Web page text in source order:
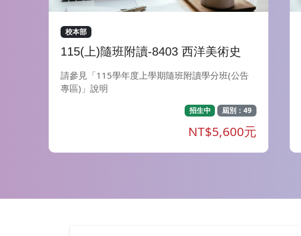
校本部
115(上)隨班附讀-8403 西洋美術史
請參見「115學年度上學期隨班附讀學分班(公告
專區)」說明
招生中 屆別：49
NT$5,600元